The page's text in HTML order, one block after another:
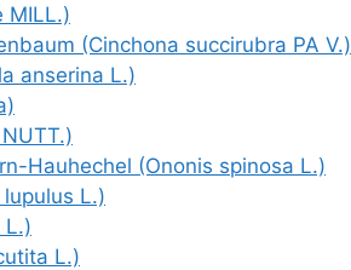
MILL.)
(Cin­cho­na suc­ci­ru­bra PA V.)
anse­ri­na L.)
Hau­he­chel (Ono­nis spi­no­sa L.)
L.)
L.)
L.)